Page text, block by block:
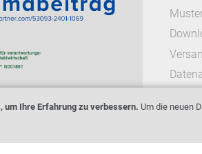
um Ihre Erfahrung zu verbessern. Um die neuen